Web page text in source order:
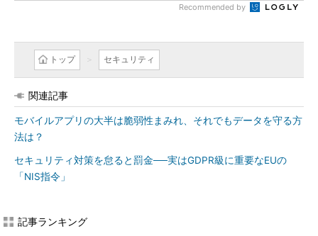
Recommended by
トップ セキュリティ
関連記事
モバイルアプリの大半は脆弱性まみれ、それでもデータを守る方
法は？
セキュリティ対策を怠ると罰金──実はGDPR級に重要なEUの
「NIS指令」
記事ランキング